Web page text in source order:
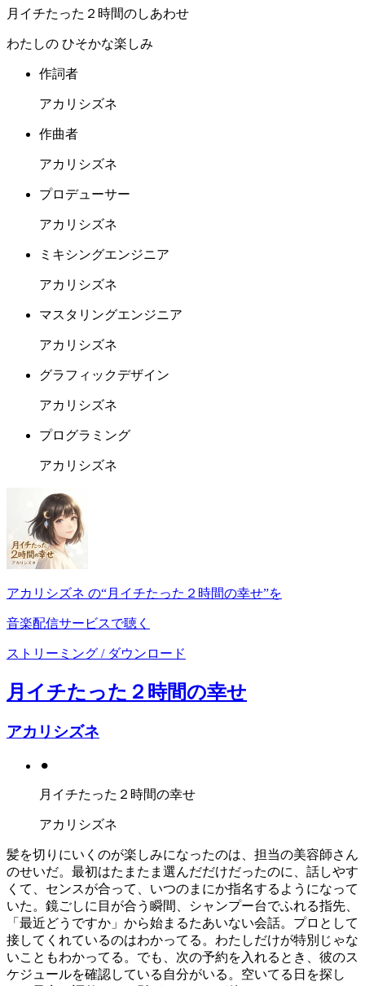
月イチたった２時間のしあわせ
わたしの ひそかな楽しみ
作詞者
アカリシズネ
作曲者
アカリシズネ
プロデューサー
アカリシズネ
ミキシングエンジニア
アカリシズネ
マスタリングエンジニア
アカリシズネ
グラフィックデザイン
アカリシズネ
プログラミング
アカリシズネ
アカリシズネ の“月イチたった２時間の幸せ”を
音楽配信サービスで聴く
ストリーミング / ダウンロード
月イチたった２時間の幸せ
アカリシズネ
⚫︎
月イチたった２時間の幸せ
アカリシズネ
髪を切りにいくのが楽しみになったのは、担当の美容師さん
のせいだ。最初はたまたま選んだだけだったのに、話しやす
くて、センスが合って、いつのまにか指名するようになって
いた。鏡ごしに目が合う瞬間、シャンプー台でふれる指先、
「最近どうですか」から始まるたあいない会話。プロとして
接してくれているのはわかってる。わたしだけが特別じゃな
いこともわかってる。でも、次の予約を入れるとき、彼のス
ケジュールを確認している自分がいる。空いてる日を探し